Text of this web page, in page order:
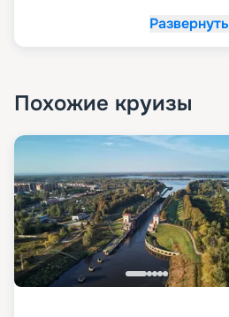
Развернуть
Похожие круизы